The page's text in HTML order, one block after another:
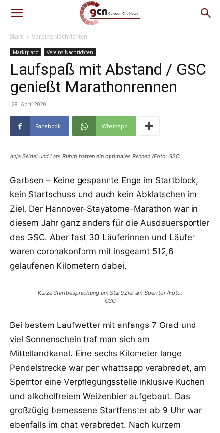
Start Vereins Nachrichten
Marktplatz Vereins Nachrichten
Laufspaß mit Abstand / GSC
genießt Marathonrennen
28. April 2020
Facebook WhatsApp
Anja Seidel und Lars Ruhm hatten ein optimales Rennen /Foto: GSC
Garbsen – Keine gespannte Enge im Startblock,
kein Startschuss und auch kein Abklatschen im
Ziel. Der Hannover-Stayatome-Marathon war in
diesem Jahr ganz anders für die Ausdauersportler
des GSC. Aber fast 30 Läuferinnen und Läufer
waren coronakonform mit insgeamt 512,6
gelaufenen Kilometern dabei.
Kurze Startbesprechung am Start/Ziel am Sperrtor /Foto:
GSC
Bei bestem Laufwetter mit anfangs 7 Grad und
viel Sonnenschein traf man sich am
Mittellandkanal. Eine sechs Kilometer lange
Pendelstrecke war per whattsapp verabredet, am
Sperrtor eine Verpflegungsstelle inklusive Kuchen
und alkoholfreiem Weizenbier aufgebaut. Das
großzügig bemessene Startfenster ab 9 Uhr war
ebenfalls im chat verabredet. Nach kurzem